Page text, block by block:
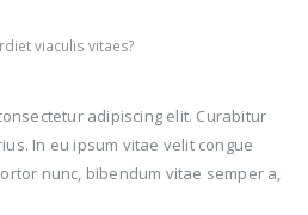
viaculis vitaes?
adipiscing elit. Curabitur
In eu ipsum vitae velit congue
nunc, bibendum vitae semper a,